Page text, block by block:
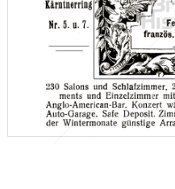
HOTEL BRISTOL, WIEN